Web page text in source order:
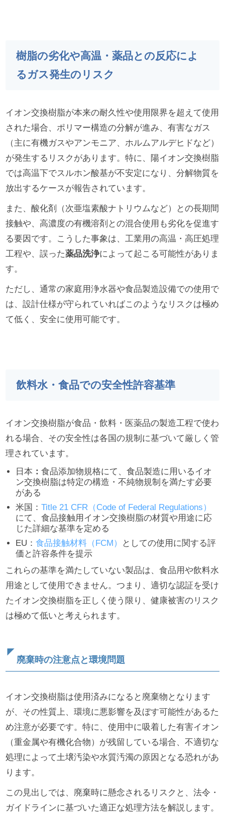
樹脂の劣化や高温・薬品との反応によ
るガス発生のリスク
イオン交換樹脂が本来の耐久性や使用限界を超えて使用
された場合、ポリマー構造の分解が進み、有害なガス
（主に有機ガスやアンモニア、ホルムアルデヒドなど）
が発生するリスクがあります。特に、陽イオン交換樹脂
では高温下でスルホン酸基が不安定になり、分解物質を
放出するケースが報告されています。
また、酸化剤（次亜塩素酸ナトリウムなど）との長期間
接触や、高濃度の有機溶剤との混合使用も劣化を促進す
る要因です。こうした事象は、工業用の高温・高圧処理
工程や、誤った薬品洗浄によって起こる可能性がありま
す。
ただし、通常の家庭用浄水器や食品製造設備での使用で
は、設計仕様が守られていればこのようなリスクは極め
て低く、安全に使用可能です。
飲料水・食品での安全性許容基準
イオン交換樹脂が食品・飲料・医薬品の製造工程で使わ
れる場合、その安全性は各国の規制に基づいて厳しく管
理されています。
日本 ：食品添加物規格にて、食品製造に用いるイオ
ン交換樹脂は特定の構造・不純物規制を満たす必要
がある
米国：Title 21 CFR（Code of Federal Regulations）
にて、食品接触用イオン交換樹脂の材質や用途に応
じた詳細な基準を定める
EU：食品接触材料（FCM）
としての使用に関する評
価と許容条件を提示
これらの基準を満たしていない製品は、食品用や飲料水
用途として使用できません。つまり、適切な認証を受け
たイオン交換樹脂を正しく使う限り、健康被害のリスク
は極めて低いと考えられます。
廃棄時の注意点と環境問題
イオン交換樹脂は使用済みになると廃棄物となります
が、その性質上、環境に悪影響を及ぼす可能性があるた
め注意が必要です。特に、使用中に吸着した有害イオン
（重金属や有機化合物）が残留している場合、不適切な
処理によって土壌汚染や水質汚濁の原因となる恐れがあ
ります。
この見出しでは、廃棄時に懸念されるリスクと、法令・
ガイドラインに基づいた適正な処理方法を解説します。